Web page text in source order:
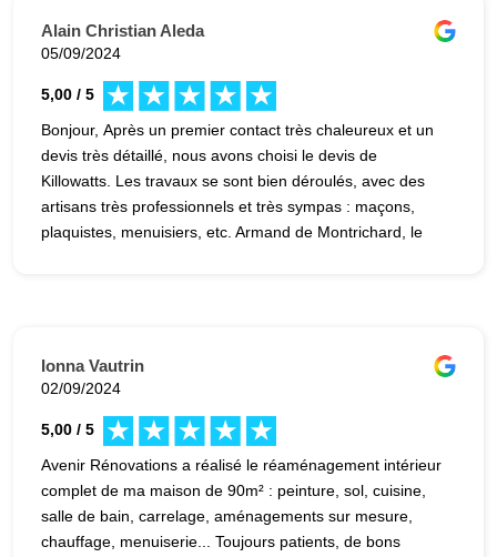
Alain Christian Aleda
05/09/2024
5,00 / 5
Bonjour, Après un premier contact très chaleureux et un
devis très détaillé, nous avons choisi le devis de
Killowatts. Les travaux se sont bien déroulés, avec des
artisans très professionnels et très sympas : maçons,
plaquistes, menuisiers, etc. Armand de Montrichard, le
Beaujolais.
Ionna Vautrin
02/09/2024
5,00 / 5
Avenir Rénovations a réalisé le réaménagement intérieur
complet de ma maison de 90m² : peinture, sol, cuisine,
salle de bain, carrelage, aménagements sur mesure,
chauffage, menuiserie... Toujours patients, de bons